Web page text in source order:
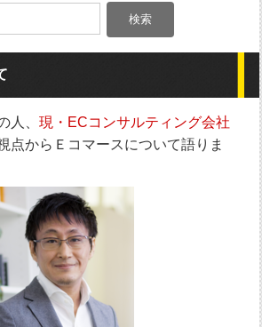
人、現・ECコンサルティング会社
点からＥコマースについて語りま